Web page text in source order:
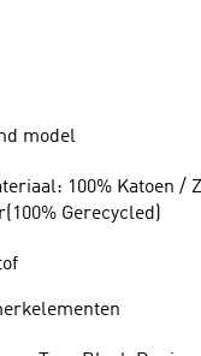
model
100% Katoen /
Gerecycled)